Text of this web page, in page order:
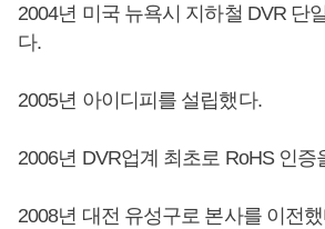
2004년 미국 뉴욕시 지하철 DVR 단
다.
2005년 아이디피를 설립했다.
2006년 DVR업계 최초로 RoHS 인증
2008년 대전 유성구로 본사를 이전